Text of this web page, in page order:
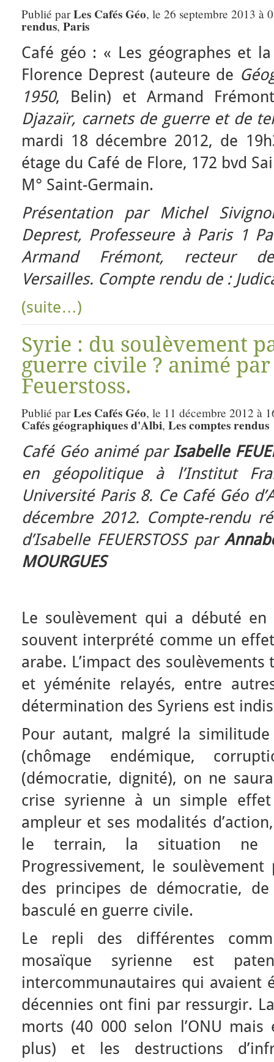
Publié parLes Cafés Géo, le 26 septembre 2013 à
rendus, Paris
Café géo : « Les géographes et
Florence Deprest (auteure de
1950, Belin) et Armand
Djazaïr, carnets de guerre et de
mardi 18 décembre 2012, de
étage du Café de Flore, 172 bvd
M° Saint-Germain.
Présentation par Michel
Deprest, Professeure à Paris 1
Armand Frémont, recteur
Versailles. Compte rendu de :
(suite…)
Syrie : du soulèvement
guerre civile ? animé
Feuerstoss.
Publié parLes Cafés Géo, le 11 décembre 2012 à
Cafés géographiques d'Albi, Les comptes rendus
Café Géo animé par Isabelle
en géopolitique à l’Institut
Université Paris 8. Ce Café Géo
décembre 2012. Compte-rendu
d’Isabelle FEUERSTOSS par
MOURGUES
Le soulèvement qui a débuté
souvent interprété comme un
arabe. L’impact des
et yéménite relayés, entre
détermination des Syriens est
Pour autant, malgré la
(chômage endémique,
(démocratie, dignité), on ne
crise syrienne à un simple
ampleur et ses modalités
le terrain, la situation ne
Progressivement, le
des principes de démocratie,
basculé en guerre civile.
Le repli des différentes
mosaïque syrienne est
intercommunautaires qui avaient
décennies ont fini par ressurgir.
morts (40 000 selon l’ONU
plus) et les destructions